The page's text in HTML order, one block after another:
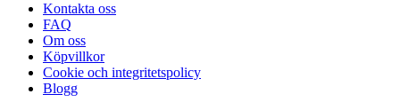
Kontakta oss
FAQ
Om oss
Köpvillkor
Cookie och integritetspolicy
Blogg